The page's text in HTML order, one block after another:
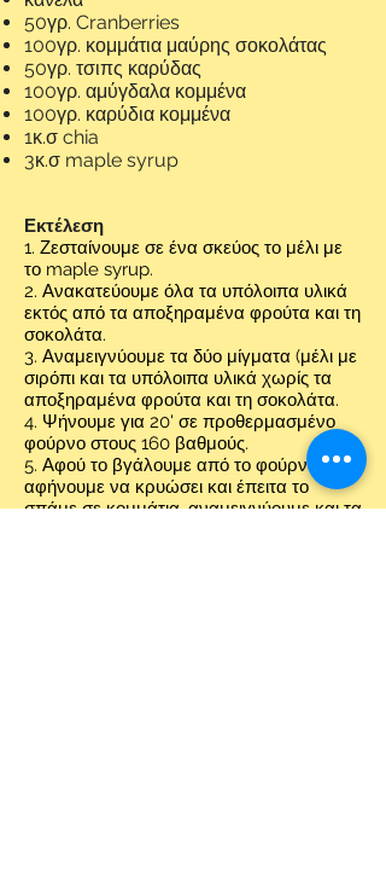
50γρ. Cranberries
100γρ. κομμάτια μαύρης σοκολάτας
50γρ. τσιπς καρύδας
100γρ. αμύγδαλα κομμένα
100γρ. καρύδια κομμένα
1κ.σ chia
3κ.σ maple syrup
Εκτέλεση
1. Ζεσταίνουμε σε ένα σκεύος το μέλι με
το maple syrup.
2. Ανακατεύουμε όλα τα υπόλοιπα υλικά
εκτός από τα αποξηραμένα φρούτα και τη
σοκολάτα.
3. Αναμειγνύουμε τα δύο μίγματα (μέλι με
σιρόπι και τα υπόλοιπα υλικά χωρίς τα
αποξηραμένα φρούτα και τη σοκολάτα.
4. Ψήνουμε για 20' σε προθερμασμένο
φούρνο στους 160 βαθμούς.
5. Αφού το βγάλουμε από το φούρνο το
αφήνουμε να κρυώσει και έπειτα το
σπάμε σε κομμάτια, αναμειγνύουμε και τα